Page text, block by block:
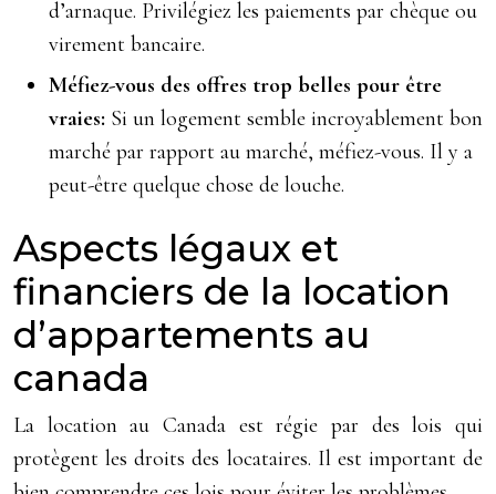
d’arnaque. Privilégiez les paiements par chèque ou
virement bancaire.
Méfiez-vous des offres trop belles pour être
vraies: Si un logement semble incroyablement bon
marché par rapport au marché, méfiez-vous. Il y a
peut-être quelque chose de louche.
Aspects légaux et
financiers de la location
d’appartements au
canada
La location au Canada est régie par des lois qui
protègent les droits des locataires. Il est important de